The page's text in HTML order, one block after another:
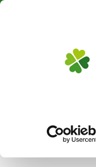
Pflanzen